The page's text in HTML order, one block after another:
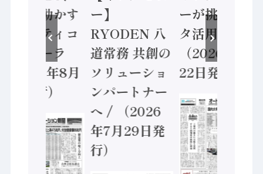
安全に動かす
セーフティコ
ントローラ
（2026年8月
5日発行）
ー】
RYODEN 八
道常務 共創の
ソリューショ
ンパートナー
へ / （2026
年7月29日発
行）
ーが挑むデー
タ活用 など
（2026年7月
22日発行）